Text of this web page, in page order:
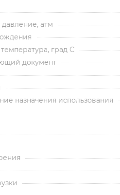
атм
град С
документ
назначения использования